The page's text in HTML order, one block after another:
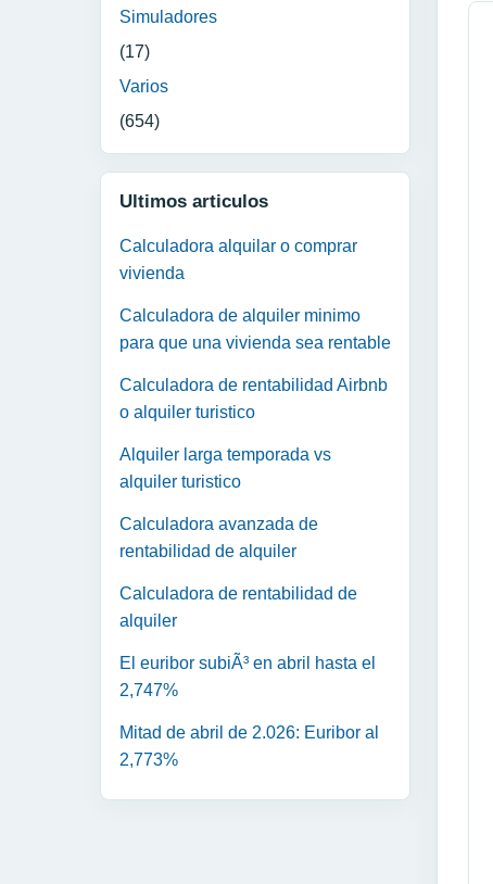
Simuladores
(17)
Varios
(654)
Ultimos articulos
Calculadora alquilar o comprar
vivienda
Calculadora de alquiler minimo
para que una vivienda sea rentable
Calculadora de rentabilidad Airbnb
o alquiler turistico
Alquiler larga temporada vs
alquiler turistico
Calculadora avanzada de
rentabilidad de alquiler
Calculadora de rentabilidad de
alquiler
El euribor subiÃ³ en abril hasta el
2,747%
Mitad de abril de 2.026: Euribor al
2,773%